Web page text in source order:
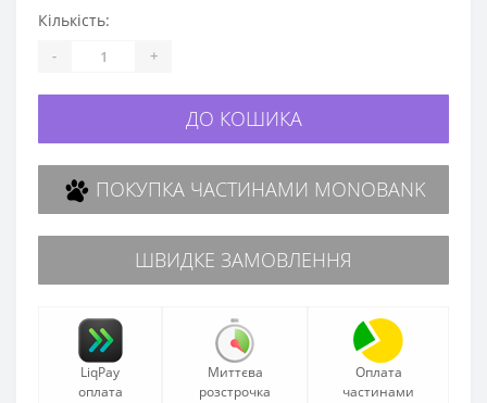
Кількість:
- +
ДО КОШИКА
ПОКУПКА ЧАСТИНАМИ MONOBANK
ШВИДКЕ ЗАМОВЛЕННЯ
LiqPay
оплата
Миттєва
розстрочка
Оплата
частинами